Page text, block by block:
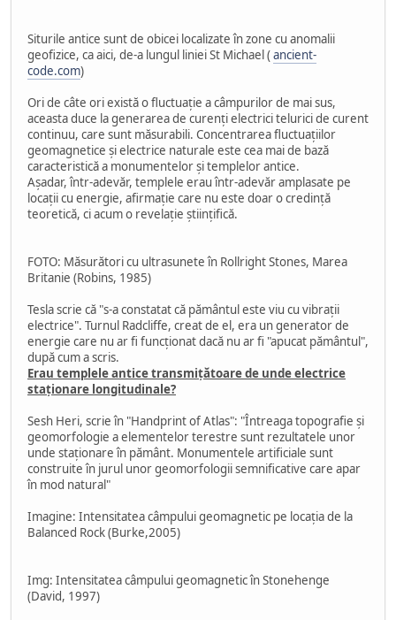
Siturile antice sunt de obicei localizate în zone cu anomalii
geofizice, ca aici, de-a lungul liniei St Michael (ancient-
code.com)
Ori de câte ori există o fluctuație a câmpurilor de mai sus,
aceasta duce la generarea de curenți electrici telurici de curent
continuu, care sunt măsurabili. Concentrarea fluctuațiilor
geomagnetice și electrice naturale este cea mai de bază
caracteristică a monumentelor și templelor antice.
Așadar, într-adevăr, templele erau într-adevăr amplasate pe
locații cu energie, afirmație care nu este doar o credință
teoretică, ci acum o revelație științifică.
FOTO: Măsurători cu ultrasunete în Rollright Stones, Marea
Britanie (Robins, 1985)
Tesla scrie că "s-a constatat că pământul este viu cu vibrații
electrice". Turnul Radcliffe, creat de el, era un generator de
energie care nu ar fi funcționat dacă nu ar fi "apucat pământul",
după cum a scris.
Erau templele antice transmițătoare de unde electrice
staționare longitudinale?
Sesh Heri, scrie în "Handprint of Atlas": "Întreaga topografie și
geomorfologie a elementelor terestre sunt rezultatele unor
unde staționare în pământ. Monumentele artificiale sunt
construite în jurul unor geomorfologii semnificative care apar
în mod natural"
Imagine: Intensitatea câmpului geomagnetic pe locația de la
Balanced Rock (Burke,2005)
Img: Intensitatea câmpului geomagnetic în Stonehenge
(David, 1997)